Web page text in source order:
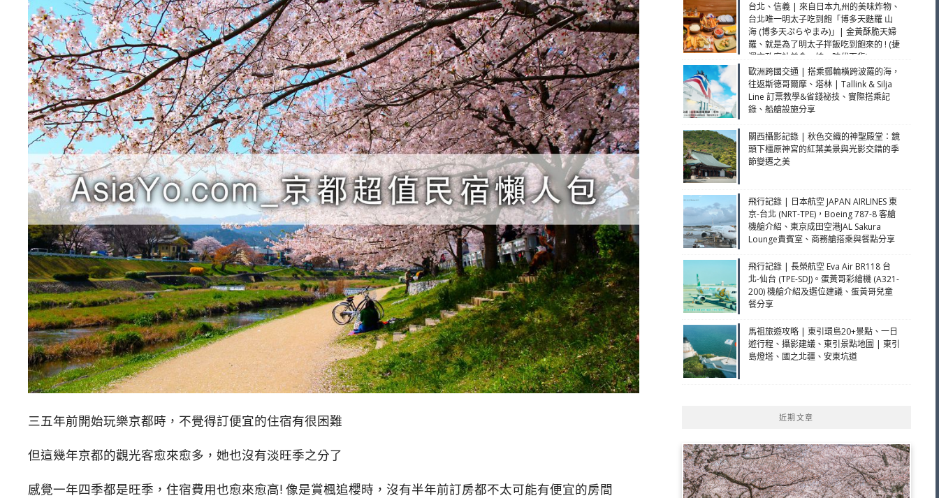
三五年前開始玩樂京都時，不覺得訂便宜的住宿有很困難
但這幾年京都的觀光客愈來愈多，她也沒有淡旺季之分了
感覺一年四季都是旺季，住宿費用也愈來愈高! 像是賞楓追櫻時，沒有半年前訂房都不太可能有便宜的房間
台北、信義 | 來自日本九州的美味炸物、
台北唯一明太子吃到飽「博多天麩羅 山
海 (博多天ぷらやまみ)」| 金黃酥脆天婦
羅、就是為了明太子拌飯吃到飽來的 ! (捷
運市政府站美食、統一時代百貨)
歐洲跨國交通 | 搭乘郵輪橫跨波羅的海，
往返斯德哥爾摩、塔林 | Tallink & Silja
Line 訂票教學&省錢祕技、實際搭乘記
錄、船艙設施分享
關西攝影記錄 | 秋色交織的神聖殿堂：鏡
頭下橿原神宮的紅葉美景與光影交錯的季
節變遷之美
飛行記錄 | 日本航空 JAPAN AIRLINES 東
京-台北 (NRT-TPE)，Boeing 787-8 客艙
機艙介紹、東京成田空港JAL Sakura
Lounge貴賓室、商務艙搭乘與餐點分享
飛行記錄 | 長榮航空 Eva Air BR118 台
北-仙台 (TPE-SDJ)。蛋黃哥彩繪機 (A321-
200) 機艙介紹及選位建議、蛋黃哥兒童
餐分享
馬祖旅遊攻略 | 東引環島20+景點、一日
遊行程、攝影建議、東引景點地圖 | 東引
島燈塔、國之北疆、安東坑道
近期文章